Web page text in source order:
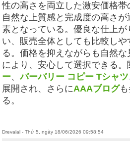
性の高さを両立した激安価格帯
自然な上質感と完成度の高さ
素となっている。優良な仕上
い、販売全体としても比較し
る。価格を抑えながらも自然
により、安心して選択できる。
ー、バーバリー コピー Tシャツ
展開され、さらにAAAブログ
る。
Drevalal - Thứ 5, ngày 18/06/2026 09:58:54